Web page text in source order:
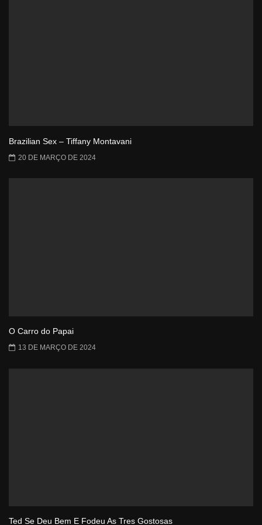
Brazilian Sex – Tiffany Montavani
20 DE MARÇO DE 2024
O Carro do Papai
13 DE MARÇO DE 2024
Ted Se Deu Bem E Fodeu As Tres Gostosas